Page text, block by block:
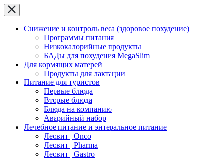
Снижение и контроль веса (здоровое похудение)
Программы питания
Низкокалорийные продукты
БАДы для похудения MegaSlim
Для кормящих матерей
Продукты для лактации
Питание для туристов
Первые блюда
Вторые блюда
Блюда на компанию
Аварийный набор
Лечебное питание и энтеральное питание
Леовит | Onco
Леовит | Pharma
Леовит | Gastro